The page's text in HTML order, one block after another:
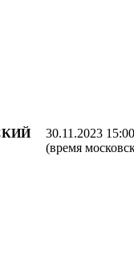
30.11.2023
(время